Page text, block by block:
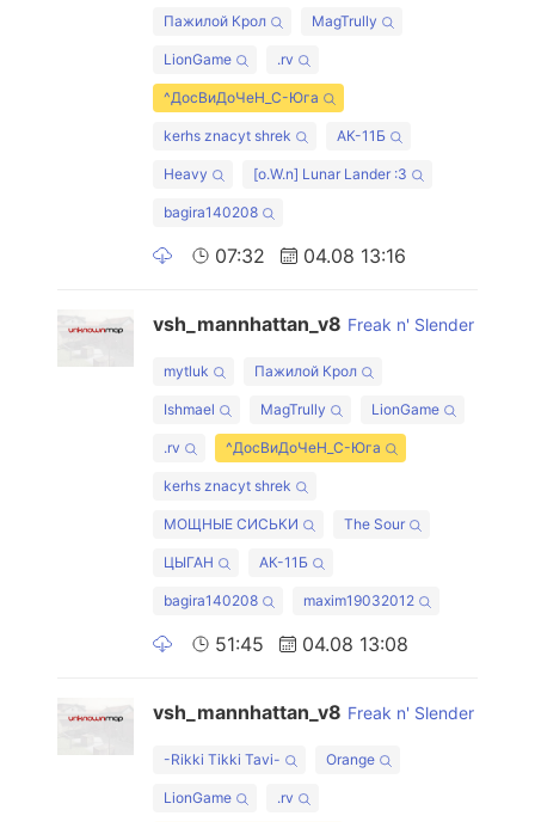
Пажилой Крол MagTrully
LionGame .rv
^ДосВиДоЧеН_С-Юга
kerhs znacyt shrek АК-11Б
Heavy [o.W.n] Lunar Lander :3
bagira140208
07:32 04.08 13:16
vsh_mannhattan_v8 Freak n' Slender
mytluk Пажилой Крол
Ishmael MagTrully LionGame
.rv ^ДосВиДоЧеН_С-Юга
kerhs znacyt shrek
МОЩНЫЕ СИСЬКИ The Sour
ЦЫГАН АК-11Б
bagira140208 maxim19032012
51:45 04.08 13:08
vsh_mannhattan_v8 Freak n' Slender
-Rikki Tikki Tavi- Orange
LionGame .rv